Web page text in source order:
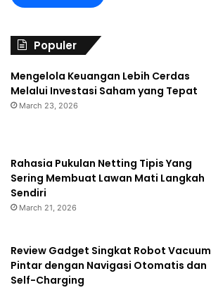
Populer
Mengelola Keuangan Lebih Cerdas
Melalui Investasi Saham yang Tepat
March 23, 2026
Rahasia Pukulan Netting Tipis Yang
Sering Membuat Lawan Mati Langkah
Sendiri
March 21, 2026
Review Gadget Singkat Robot Vacuum
Pintar dengan Navigasi Otomatis dan
Self-Charging